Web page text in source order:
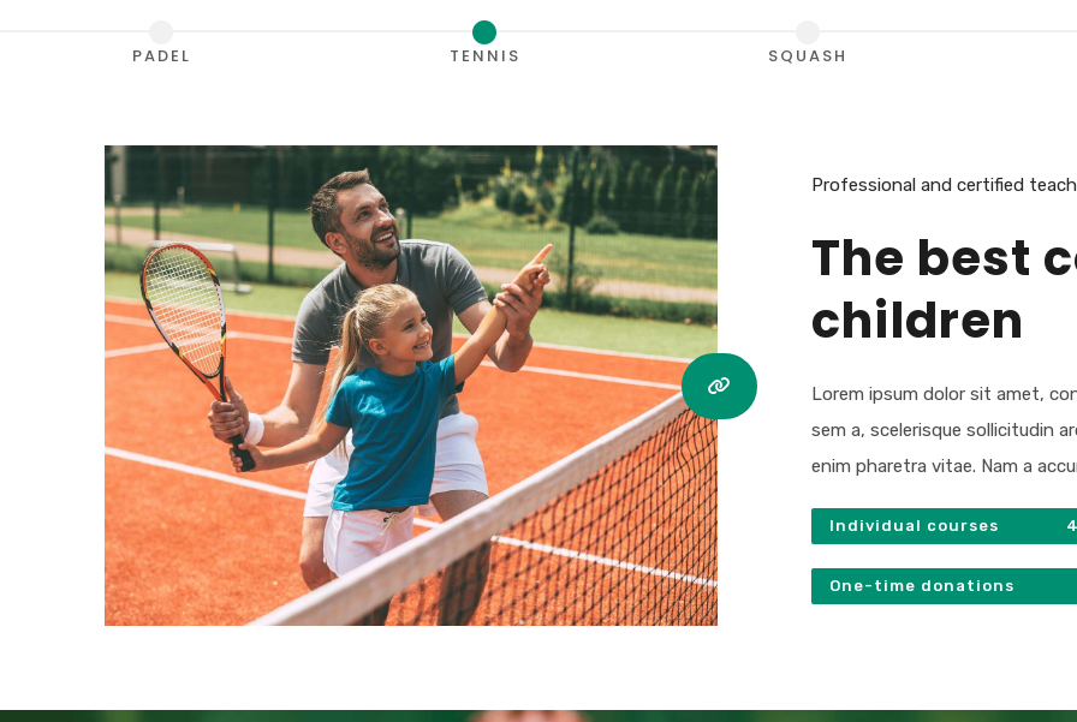
PADEL TENNIS SQUASH
Professional and certified
The best
children
Lorem ipsum dolor sit amet,
sem a, scelerisque sollicitudin
enim pharetra vitae. Nam a
Individual courses
One-time donations